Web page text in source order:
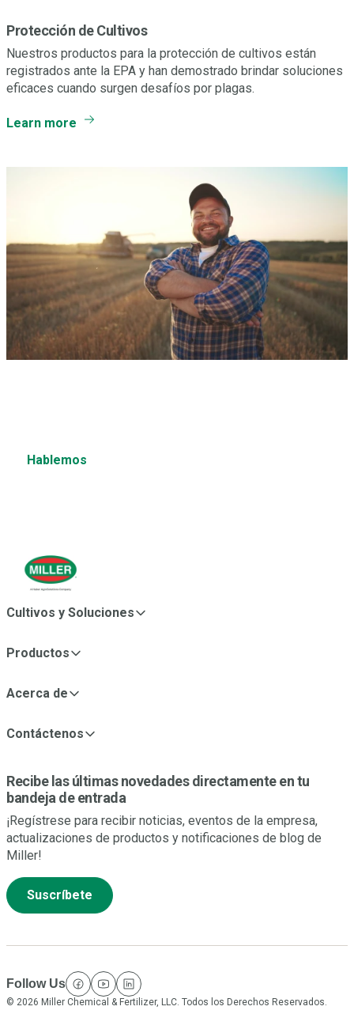
Protección de Cultivos
Nuestros productos para la protección de cultivos están
registrados ante la EPA y han demostrado brindar soluciones
eficaces cuando surgen desafíos por plagas.
Learn more
Hablemos
Cultivos y Soluciones
Productos
Acerca de
Contáctenos
Recibe las últimas novedades directamente en tu
bandeja de entrada
¡Regístrese para recibir noticias, eventos de la empresa,
actualizaciones de productos y notificaciones de blog de
Miller!
Suscríbete
Follow Us
facebook
youtube
linkedin
© 2026 Miller Chemical & Fertilizer, LLC. Todos los Derechos Reservados.